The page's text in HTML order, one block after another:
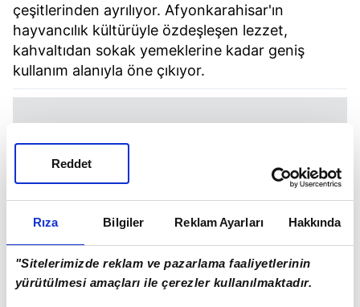
Rıza Bilgiler Reklam Ayarları Hakkında
"Sitelerimizde reklam ve pazarlama faaliyetlerinin
yürütülmesi amaçları ile çerezler kullanılmaktadır.
Reddet
çeşitlerinden ayrılıyor. Afyonkarahisar'ın
hayvancılık kültürüyle özdeşleşen lezzet,
kahvaltıdan sokak yemeklerine kadar geniş
kullanım alanıyla öne çıkıyor.